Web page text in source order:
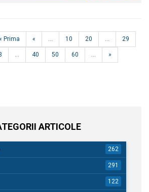
Prima « ... 10 20 ... 29
... 40 50 60 ... »
ARTICOLE
262
291
122